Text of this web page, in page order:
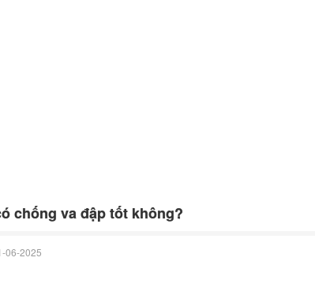
chống va đập tốt không?
06-2025